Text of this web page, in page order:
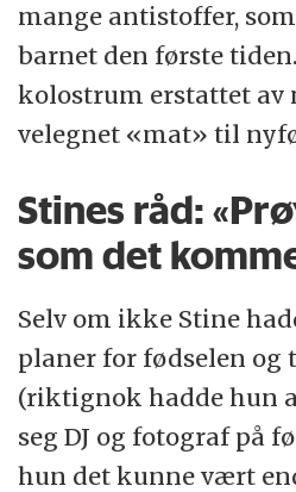
mange antistoffer,
barnet den første
kolostrum erstattet av
velegnet «mat» til
Stines råd:
som det
Selv om ikke Stine
planer for fødselen og
(riktignok hadde hun
seg DJ og fotograf på
hun det kunne vært